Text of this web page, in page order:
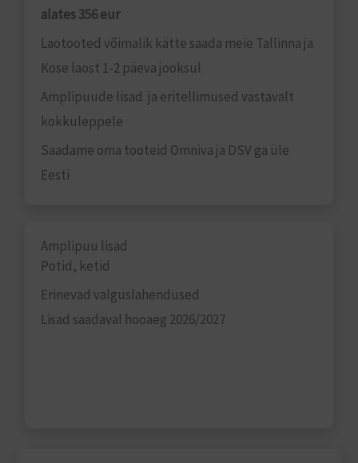
alates 356 eur
Laotooted võimalik kätte saada meie Tallinna ja
Kose laost 1-2 päeva jooksul
Amplipuude lisad ja eritellimused vastavalt
kokkuleppele
Saadame oma tooteid Omniva ja DSV ga üle
Eesti
Amplipuu lisad
Potid, ketid
Erinevad valguslahendused
Lisad saadaval hooaeg 2026/2027